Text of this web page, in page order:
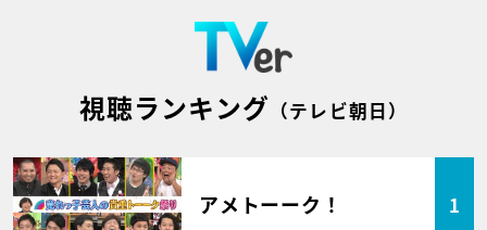
視聴ランキング （テレビ朝日）
アメトーーク！ 1